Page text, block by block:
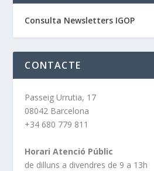
Consulta Newsletters IGOP
CONTACTE
Passeig Urrutia, 17
08042 Barcelona
+34 680 779 811
Horari Atenció Públic
de dilluns a divendres de 9 a 13h